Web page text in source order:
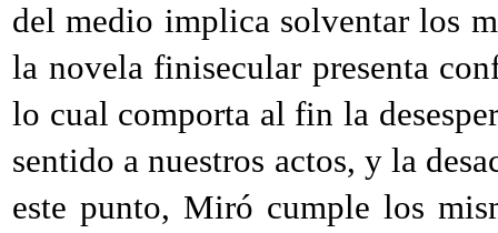
del medio implica solventar los
la novela finisecular presenta
lo cual comporta al fin la
sentido a nuestros actos, y la
este punto, Miró cumple los